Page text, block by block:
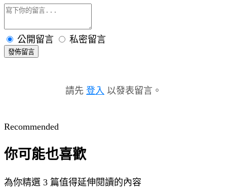
公開留言 私密留言
發佈留言
請先 登入 以發表留言。
Recommended
你可能也喜歡
為你精選 3 篇值得延伸閱讀的內容